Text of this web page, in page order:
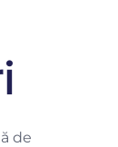
de